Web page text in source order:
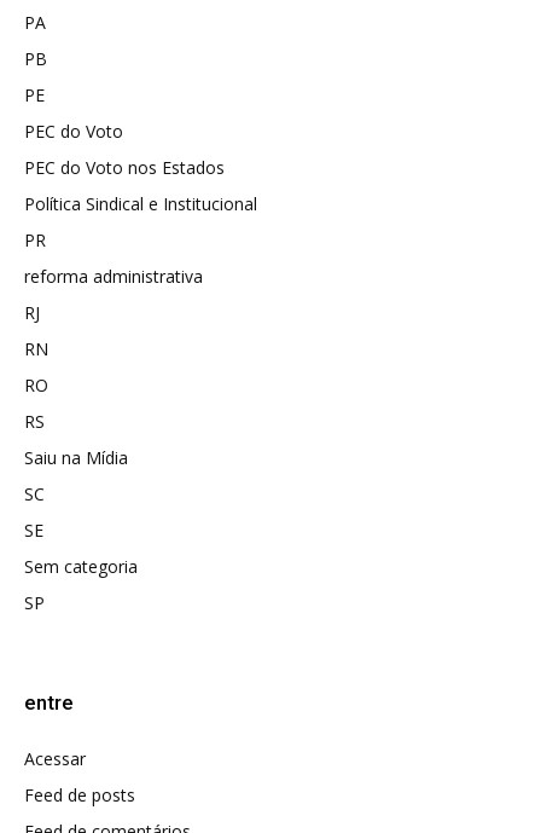
PA
PB
PE
PEC do Voto
PEC do Voto nos Estados
Política Sindical e Institucional
PR
reforma administrativa
RJ
RN
RO
RS
Saiu na Mídia
SC
SE
Sem categoria
SP
entre
Acessar
Feed de posts